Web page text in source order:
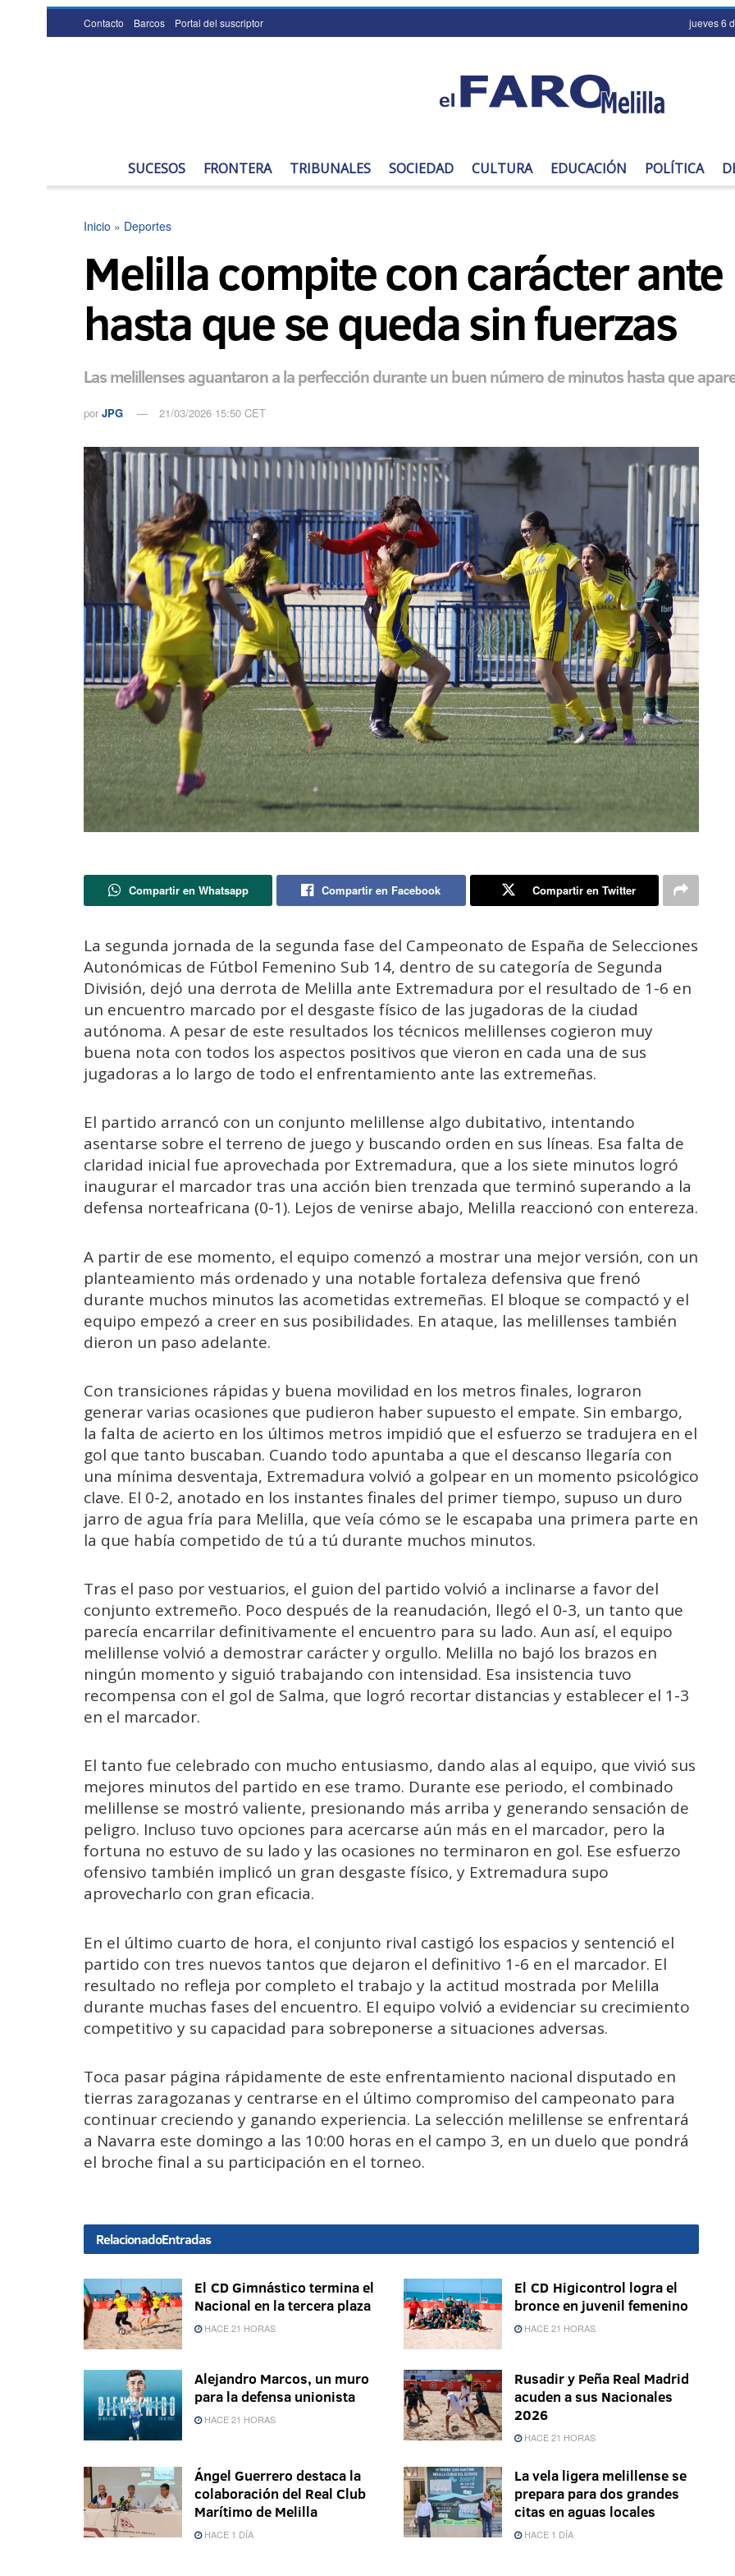
Contacto Barcos Portal del suscriptor jueves 6
SUCESOS FRONTERA TRIBUNALES SOCIEDAD CULTURA EDUCACIÓN POLÍTICA
Inicio » Deportes
Melilla compite con carácter
hasta que se queda sin fuerzas
Las melillenses aguantaron a la perfección durante un buen número de minutos hasta que
por JPG 21/03/2026 15:50 CET
Compartir en Whatsapp Compartir en Facebook Compartir en Twitter
La segunda jornada de la segunda fase del Campeonato de España de Selecciones
Autonómicas de Fútbol Femenino Sub 14, dentro de su categoría de Segunda
División, dejó una derrota de Melilla ante Extremadura por el resultado de 1-6 en
un encuentro marcado por el desgaste físico de las jugadoras de la ciudad
autónoma. A pesar de este resultados los técnicos melillenses cogieron muy
buena nota con todos los aspectos positivos que vieron en cada una de sus
jugadoras a lo largo de todo el enfrentamiento ante las extremeñas.
El partido arrancó con un conjunto melillense algo dubitativo, intentando
asentarse sobre el terreno de juego y buscando orden en sus líneas. Esa falta de
claridad inicial fue aprovechada por Extremadura, que a los siete minutos logró
inaugurar el marcador tras una acción bien trenzada que terminó superando a la
defensa norteafricana (0-1). Lejos de venirse abajo, Melilla reaccionó con entereza.
A partir de ese momento, el equipo comenzó a mostrar una mejor versión, con un
planteamiento más ordenado y una notable fortaleza defensiva que frenó
durante muchos minutos las acometidas extremeñas. El bloque se compactó y el
equipo empezó a creer en sus posibilidades. En ataque, las melillenses también
dieron un paso adelante.
Con transiciones rápidas y buena movilidad en los metros finales, lograron
generar varias ocasiones que pudieron haber supuesto el empate. Sin embargo,
la falta de acierto en los últimos metros impidió que el esfuerzo se tradujera en el
gol que tanto buscaban. Cuando todo apuntaba a que el descanso llegaría con
una mínima desventaja, Extremadura volvió a golpear en un momento psicológico
clave. El 0-2, anotado en los instantes finales del primer tiempo, supuso un duro
jarro de agua fría para Melilla, que veía cómo se le escapaba una primera parte en
la que había competido de tú a tú durante muchos minutos.
Tras el paso por vestuarios, el guion del partido volvió a inclinarse a favor del
conjunto extremeño. Poco después de la reanudación, llegó el 0-3, un tanto que
parecía encarrilar definitivamente el encuentro para su lado. Aun así, el equipo
melillense volvió a demostrar carácter y orgullo. Melilla no bajó los brazos en
ningún momento y siguió trabajando con intensidad. Esa insistencia tuvo
recompensa con el gol de Salma, que logró recortar distancias y establecer el 1-3
en el marcador.
El tanto fue celebrado con mucho entusiasmo, dando alas al equipo, que vivió sus
mejores minutos del partido en ese tramo. Durante ese periodo, el combinado
melillense se mostró valiente, presionando más arriba y generando sensación de
peligro. Incluso tuvo opciones para acercarse aún más en el marcador, pero la
fortuna no estuvo de su lado y las ocasiones no terminaron en gol. Ese esfuerzo
ofensivo también implicó un gran desgaste físico, y Extremadura supo
aprovecharlo con gran eficacia.
En el último cuarto de hora, el conjunto rival castigó los espacios y sentenció el
partido con tres nuevos tantos que dejaron el definitivo 1-6 en el marcador. El
resultado no refleja por completo el trabajo y la actitud mostrada por Melilla
durante muchas fases del encuentro. El equipo volvió a evidenciar su crecimiento
competitivo y su capacidad para sobreponerse a situaciones adversas.
Toca pasar página rápidamente de este enfrentamiento nacional disputado en
tierras zaragozanas y centrarse en el último compromiso del campeonato para
continuar creciendo y ganando experiencia. La selección melillense se enfrentará
a Navarra este domingo a las 10:00 horas en el campo 3, en un duelo que pondrá
el broche final a su participación en el torneo.
RelacionadoEntradas
El CD Gimnástico termina el
Nacional en la tercera plaza
HACE 21 HORAS
El CD Higicontrol logra el
bronce en juvenil femenino
HACE 21 HORAS
Alejandro Marcos, un muro
para la defensa unionista
HACE 21 HORAS
Rusadir y Peña Real Madrid
acuden a sus Nacionales
2026
HACE 21 HORAS
Ángel Guerrero destaca la
colaboración del Real Club
Marítimo de Melilla
HACE 1 DÍA
La vela ligera melillense se
prepara para dos grandes
citas en aguas locales
HACE 1 DÍA